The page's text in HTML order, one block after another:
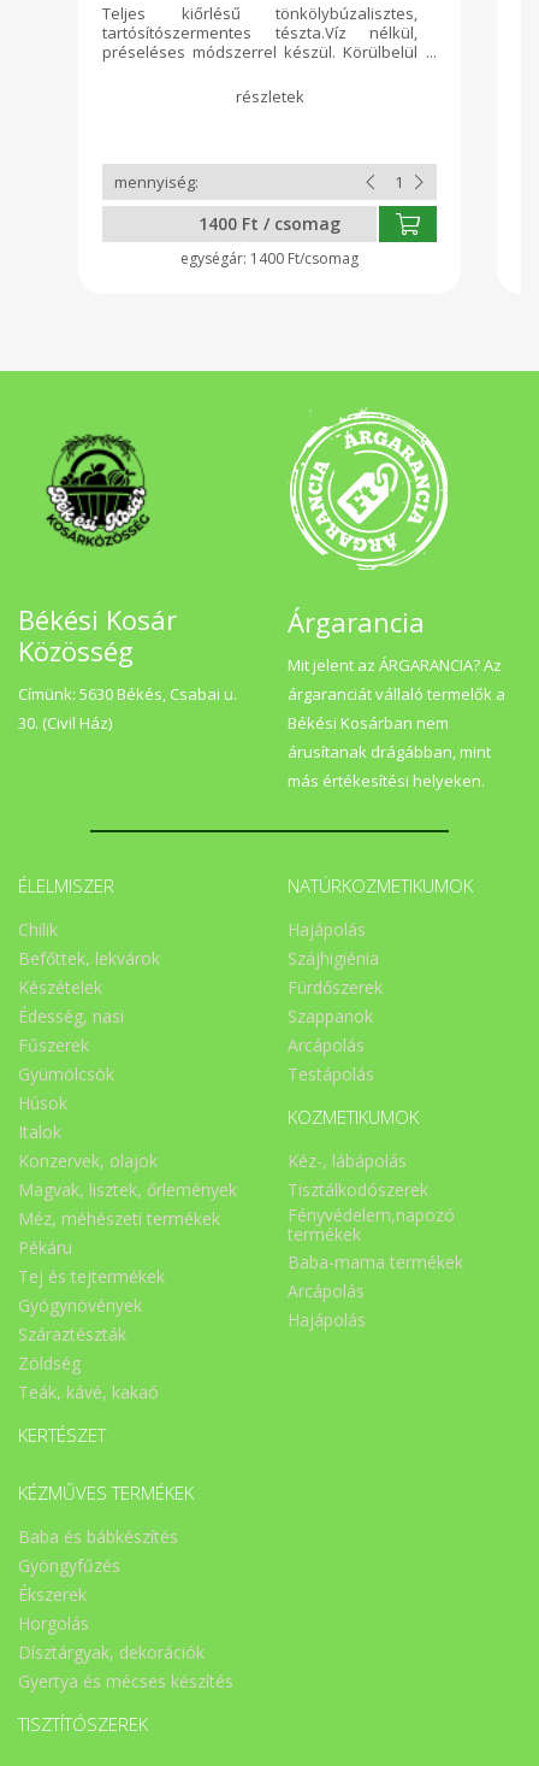
Teljes kiőrlésű tönkölybúzalisztes,
tartósítószermentes tészta.Víz nélkül,
préseléses módszerrel készül. Körülbelül
1400 Ft / csomag
1400 Ft/csomag
Békési Kosár
Közösség
Címünk: 5630 Békés, Csabai u.
30. (Civil Ház)
Árgarancia
Mit jelent az ÁRGARANCIA? Az
árgaranciát vállaló termelők a
Békési Kosárban nem
árusítanak drágábban, mint
más értékesítési helyeken.
ÉLELMISZER
Chilik
Befőttek, lekvárok
Készételek
Édesség, nasi
Fűszerek
Gyümölcsök
Húsok
Italok
Konzervek, olajok
Magvak, lisztek, őrlemények
Méz, méhészeti termékek
Pékáru
Tej és tejtermékek
Gyógynövények
Száraztészták
Zöldség
Teák, kávé, kakaó
KERTÉSZET
NATÚRKOZMETIKUMOK
Hajápolás
Szájhigiénia
Fürdőszerek
Szappanok
Arcápolás
Testápolás
KOZMETIKUMOK
Kéz-, lábápolás
Tisztálkodószerek
Fényvédelem,napozó
termékek
Baba-mama termékek
Arcápolás
Hajápolás
KÉZMŰVES TERMÉKEK
Baba és bábkészítés
Gyöngyfűzés
Ékszerek
Horgolás
Dísztárgyak, dekorációk
Gyertya és mécses készítés
TISZTÍTÓSZEREK